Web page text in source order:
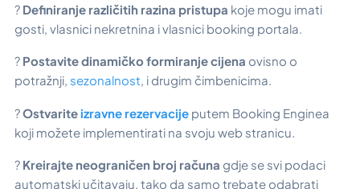
? Definiranje različitih razina pristupa koje mogu imati
gosti, vlasnici nekretnina i vlasnici booking portala.
? Postavite dinamičko formiranje cijena ovisno o
potražnji, sezonalnost, i drugim čimbenicima.
?Ostvarite izravne rezervacije putem Booking Enginea
koji možete implementirati na svoju web stranicu.
? Kreirajte neograničen broj računa gdje se svi podaci
automatski učitavaju, tako da samo trebate odabrati